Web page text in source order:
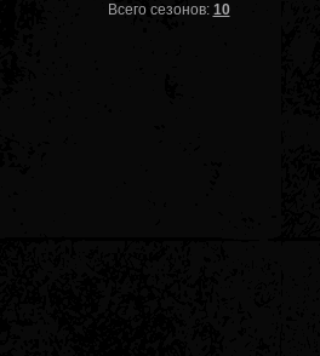
Всего сезонов: 10